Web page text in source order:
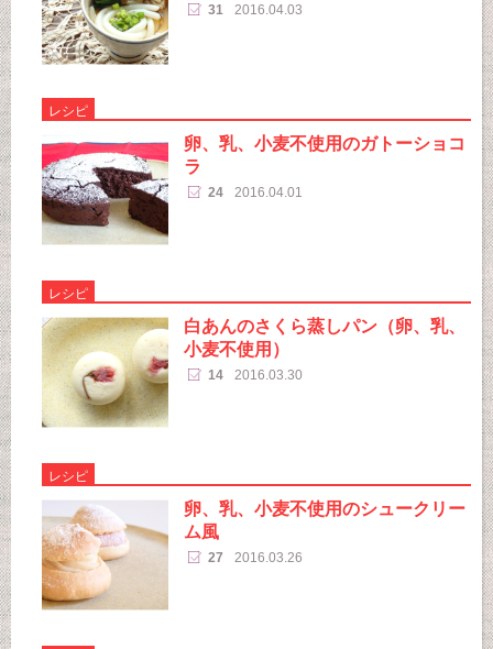
31 2016.04.03
レシピ
卵、乳、小麦不使用のガトーショコ
ラ
24 2016.04.01
レシピ
白あんのさくら蒸しパン（卵、乳、
小麦不使用）
14 2016.03.30
レシピ
卵、乳、小麦不使用のシュークリー
ム風
27 2016.03.26